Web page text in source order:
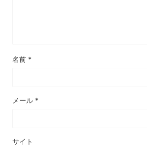
名前 *
メール *
サイト